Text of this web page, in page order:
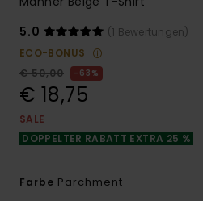
5.0
(1 Bewertungen)
ECO-BONUS
€ 50,00
63%
€ 18,75
SALE
DOPPELTER RABATT EXTRA 25 %
Farbe Parchment